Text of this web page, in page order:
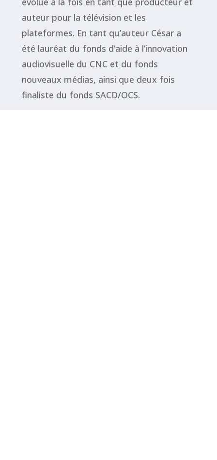
auteur pour la télévision et les
plateformes. En tant qu’auteur César a
été lauréat du fonds d’aide à l’innovation
audiovisuelle du CNC et du fonds
nouveaux médias, ainsi que deux fois
finaliste du fonds SACD/OCS.